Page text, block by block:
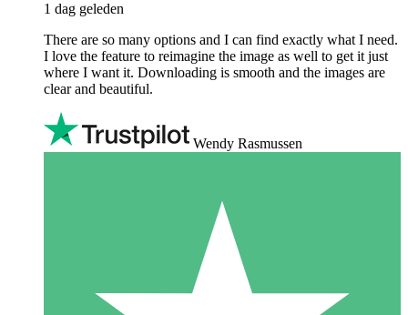
1 dag geleden
There are so many options and I can find exactly what I need.
I love the feature to reimagine the image as well to get it just
where I want it. Downloading is smooth and the images are
clear and beautiful.
Wendy Rasmussen